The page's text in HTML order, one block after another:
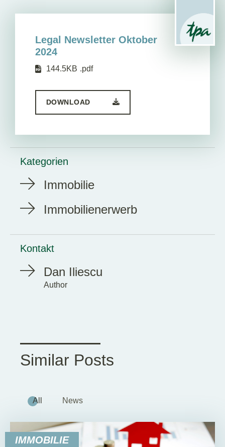
Legal Newsletter Oktober
2024
144.5KB .pdf
DOWNLOAD
Kategorien
Immobilie
Immobilienerwerb
Kontakt
Dan Iliescu
Author
Similar Posts
All News
IMMOBILIE